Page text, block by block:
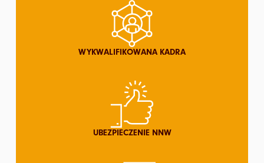
WYKWALIFIKOWANA KADRA
UBEZPIECZENIE NNW